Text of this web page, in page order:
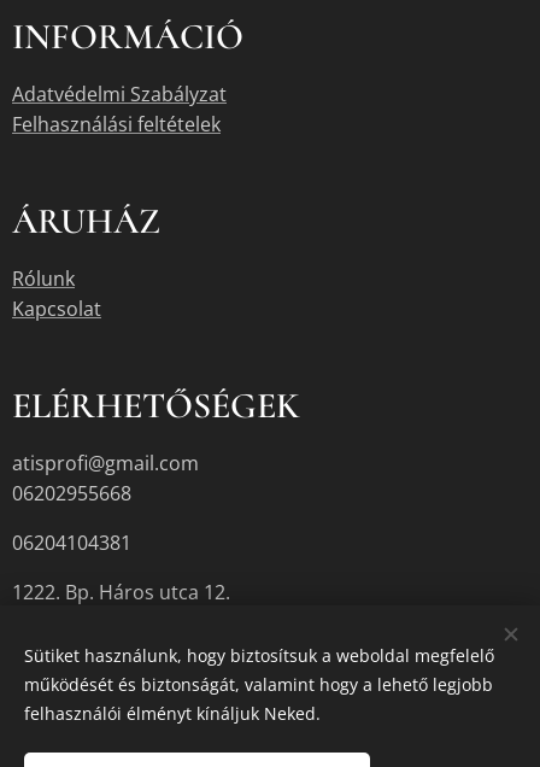
INFORMÁCIÓ
Adatvédelmi Szabályzat
Felhasználási feltételek
ÁRUHÁZ
Rólunk
Kapcsolat
ELÉRHETŐSÉGEK
atisprofi@gmail.com
06202955668
06204104381
1222. Bp. Háros utca 12.
A termékek aktuális készletéről érdeklődjön az üzletben, vagy a
megadott elérhetőségek egyikén.
Sütiket használunk, hogy biztosítsuk a weboldal megfelelő
működését és biztonságát, valamint hogy a lehető legjobb
felhasználói élményt kínáljuk Neked.